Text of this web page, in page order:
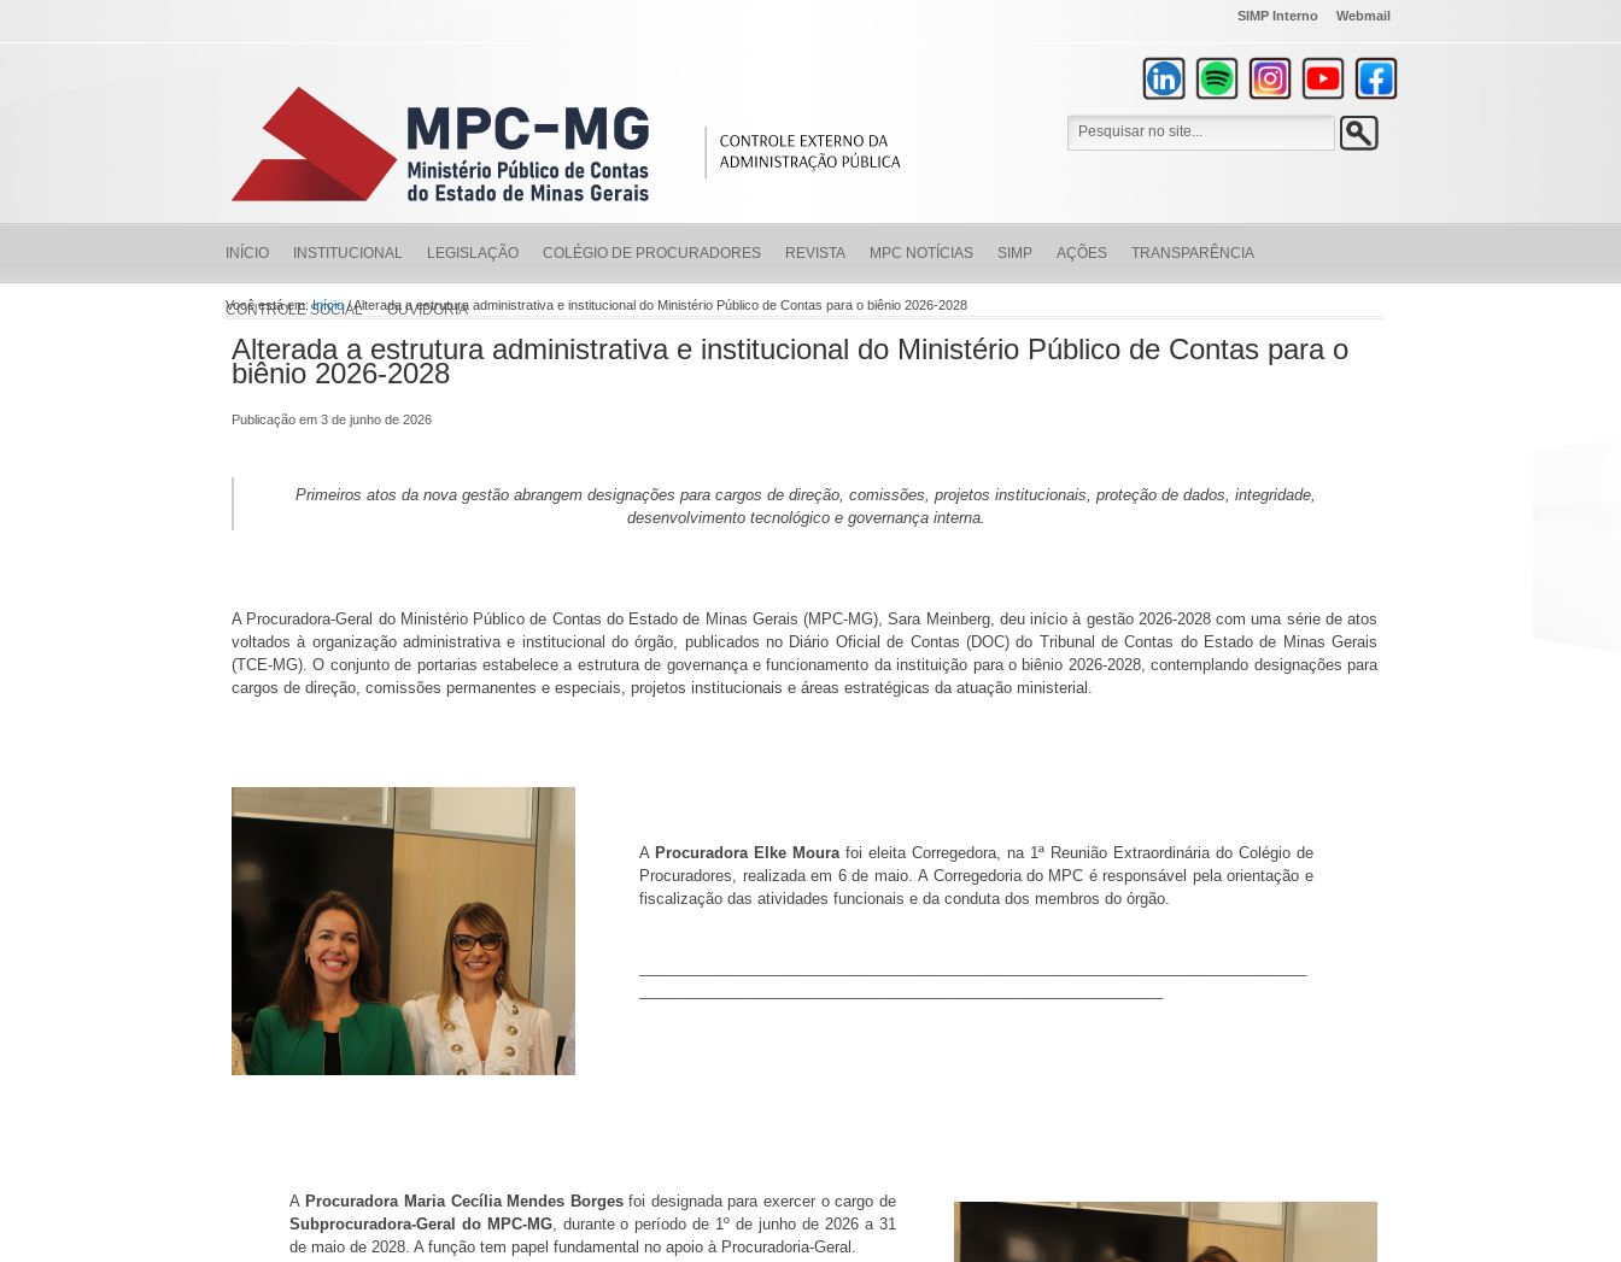
SIMP Interno Webmail
INÍCIO INSTITUCIONAL LEGISLAÇÃO COLÉGIO DE PROCURADORES REVISTA MPC NOTÍCIAS SIMP AÇÕES TRANSPARÊNCIA
CONTROLE SOCIAL OUVIDORIA
Você está em:Início/ Alterada a estrutura administrativa e institucional do Ministério Público de Contas para o biênio 2026-2028
Alterada a estrutura administrativa e institucional do Ministério Público de Contas para o
biênio 2026-2028
Publicação em 3 de junho de 2026
Primeiros atos da nova gestão abrangem designações para cargos de direção, comissões, projetos institucionais, proteção de dados, integridade,
desenvolvimento tecnológico e governança interna.
A Procuradora-Geral do Ministério Público de Contas do Estado de Minas Gerais (MPC-MG), Sara Meinberg, deu início à gestão 2026-2028 com uma série de atos
voltados à organização administrativa e institucional do órgão, publicados no Diário Oficial de Contas (DOC) do Tribunal de Contas do Estado de Minas Gerais
(TCE-MG). O conjunto de portarias estabelece a estrutura de governança e funcionamento da instituição para o biênio 2026-2028, contemplando designações para
cargos de direção, comissões permanentes e especiais, projetos institucionais e áreas estratégicas da atuação ministerial.
A Procuradora Elke Mourafoi eleita Corregedora, na 1ª Reunião Extraordinária do Colégio de
Procuradores, realizada em 6 de maio. A Corregedoria do MPC é responsável pela orientação e
fiscalização das atividades funcionais e da conduta dos membros do órgão.
A Procuradora Maria Cecília Mendes Borgesfoi designada para exercer o cargo de
Subprocuradora-Geral do MPC-MG, durante o período de 1º de junho de 2026 a 31
de maio de 2028. A função tem papel fundamental no apoio à Procuradoria-Geral.